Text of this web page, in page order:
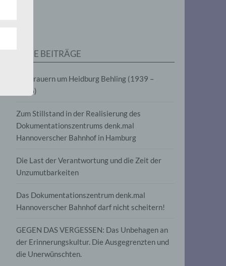
NEUE BEITRÄGE
Wir trauern um Heidburg Behling (1939 –
2026)
Zum Stillstand in der Realisierung des
Dokumentationszentrums denk.mal
Hannoverscher Bahnhof in Hamburg
Die Last der Verantwortung und die Zeit der
Unzumutbarkeiten
Das Dokumentationszentrum denk.mal
Hannoverscher Bahnhof darf nicht scheitern!
GEGEN DAS VERGESSEN: Das Unbehagen an
der Erinnerungskultur. Die Ausgegrenzten und
die Unerwünschten.